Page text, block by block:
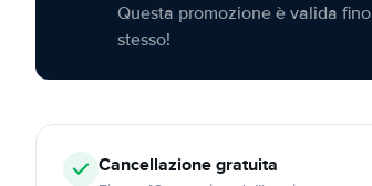
Questa promozione è valida
stesso!
Cancellazionegratuita